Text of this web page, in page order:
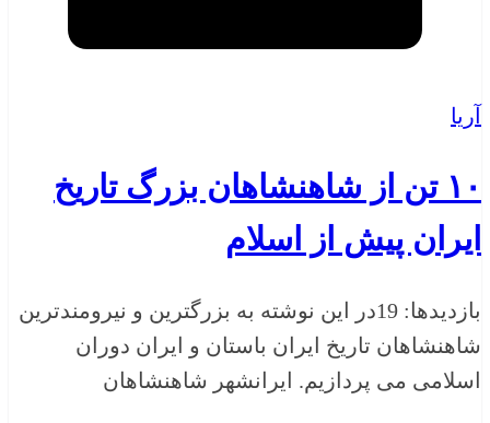
آریا
۱۰ تن از شاهنشاهان بزرگ تاریخ
ایران پیش از اسلام
بازدیدها: 19در این نوشته به بزرگترین و نیرومندترین
شاهنشاهان تاریخ ایران باستان و ایران دوران
اسلامی می پردازیم. ایرانشهر شاهنشاهان